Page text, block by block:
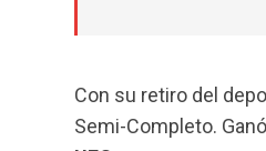
Con su retiro del
Semi-Completo.